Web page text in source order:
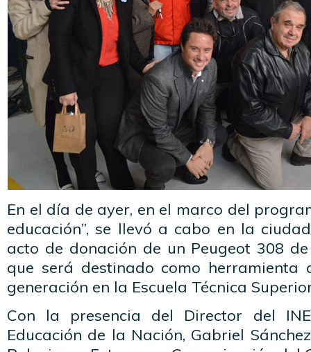
En el día de ayer, en el marco del
educación”, se llevó a cabo en la
acto de donación de un Peugeot 308
que será destinado como herramienta
generación en la Escuela Técnica
Con la presencia del Director del
Educación de la Nación, Gabriel